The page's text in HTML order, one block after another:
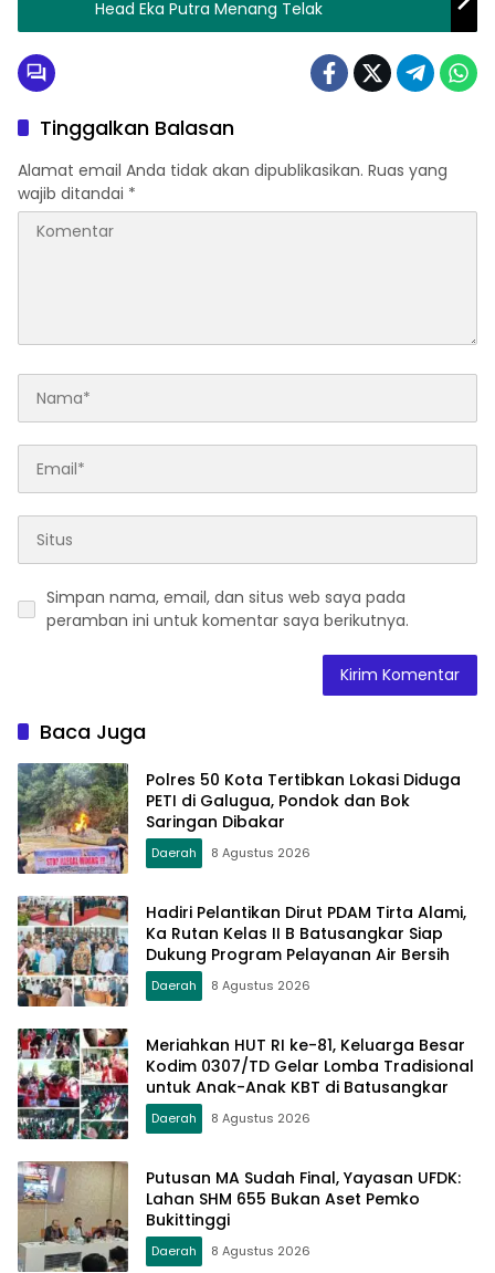
Head Eka Putra Menang Telak
Tinggalkan Balasan
Alamat email Anda tidak akan dipublikasikan. Ruas yang
wajib ditandai *
Simpan nama, email, dan situs web saya pada
peramban ini untuk komentar saya berikutnya.
Baca Juga
Polres 50 Kota Tertibkan Lokasi Diduga
PETI di Galugua, Pondok dan Bok
Saringan Dibakar
Daerah 8 Agustus 2026
Hadiri Pelantikan Dirut PDAM Tirta Alami,
Ka Rutan Kelas II B Batusangkar Siap
Dukung Program Pelayanan Air Bersih
Daerah 8 Agustus 2026
Meriahkan HUT RI ke-81, Keluarga Besar
Kodim 0307/TD Gelar Lomba Tradisional
untuk Anak-Anak KBT di Batusangkar
Daerah 8 Agustus 2026
Putusan MA Sudah Final, Yayasan UFDK:
Lahan SHM 655 Bukan Aset Pemko
Bukittinggi
Daerah 8 Agustus 2026